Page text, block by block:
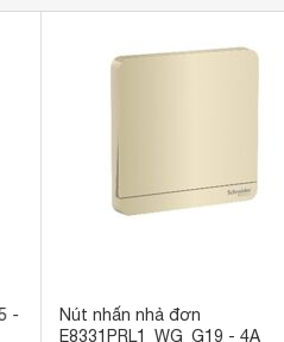
-
Nút nhấn nhả đơn
E8331PRL1_WG_G19 - 4A